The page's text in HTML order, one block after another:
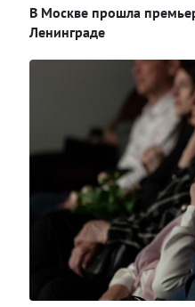
В Москве прошла
Ленинграде